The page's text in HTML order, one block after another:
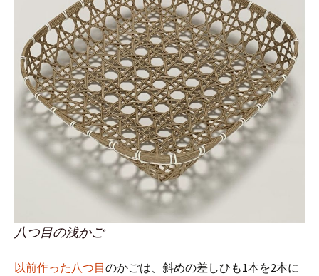
八つ目の浅かご
以前作った八つ目のかごは、斜めの差しひも1本を2本に